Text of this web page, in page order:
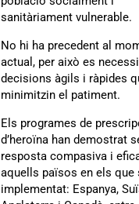
sanitàriament vulnerable.
No hi ha precedent al
actual, per això es
decisions àgils i ràpides
minimitzin el patiment.
Els programes de
d’heroïna han demostrat
resposta compasiva i
aquells països en els que
implementat: Espanya,